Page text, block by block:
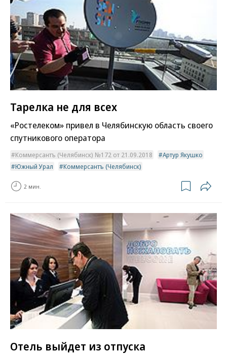
Тарелка не для всех
«Ростелеком» привел в Челябинскую область своего
спутникового оператора
Коммерсантъ (Челябинск) №172 от 21.09.2018
Артур Якушко
Южный Урал
Коммерсантъ (Челябинск)
2 мин.
Отель выйдет из отпуска